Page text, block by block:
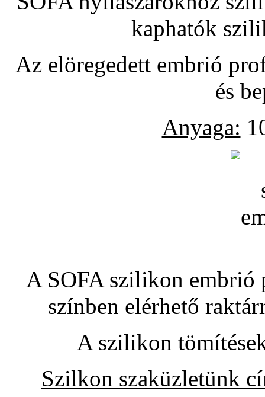
kaphatók
Az elöregedett embrió
és
Anyaga:
A SOFA szilikon embrió
színben elérhető
A szilikon
Szilkon szaküzletünk